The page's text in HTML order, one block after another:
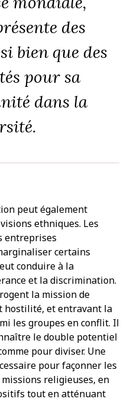
des
bien que des
pour sa
dans la
peut également
ethniques. Les
entreprises
certains
conduire à la
et la discrimination.
la mission de
hostilité, et entravant la
les groupes en conflit. Il
le double potentiel
pour diviser. Une
pour façonner les
religieuses, en
tout en atténuant